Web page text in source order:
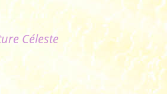
Céleste